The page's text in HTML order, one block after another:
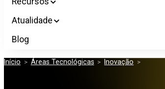
Atualidade
Blog
Início > Áreas Tecnológicas > Inovação >